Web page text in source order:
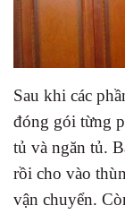
Sau khi các
đóng gói từng
tủ và ngăn tủ.
rồi cho vào
vận chuyển.